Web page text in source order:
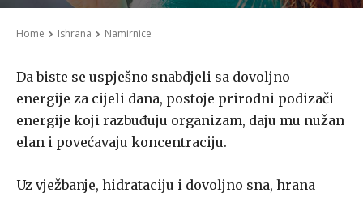
Home Ishrana Namirnice
Da biste se uspješno snabdjeli sa dovoljno
energije za cijeli dana, postoje prirodni podizači
energije koji razbuđuju organizam, daju mu nužan
elan i povećavaju koncentraciju.
Uz vježbanje, hidrataciju i dovoljno sna, hrana